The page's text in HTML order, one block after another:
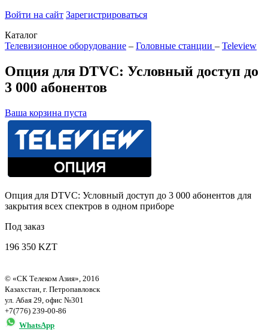
Войти на сайт Зарегистрироваться
Каталог
Телевизионное оборудование – Головные станции – Teleview
Опция для DTVC: Условный доступ до
3 000 абонентов
Ваша корзина пуста
Опция для DTVC: Условный доступ до 3 000 абонентов для
закрытия всех спектров в одном приборе
Под заказ
196 350 KZT
© «СК Телеком Азия», 2016
Казахстан, г. Петропавловск
ул. Абая 29, офис №301
+7(776) 239-00-86
WhatsApp